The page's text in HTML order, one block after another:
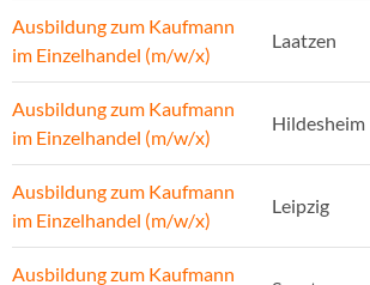
Ausbildung zum Kaufmann
im Einzelhandel (m/w/x)
Laatzen
Ausbildung zum Kaufmann
im Einzelhandel (m/w/x)
Hildesheim
Ausbildung zum Kaufmann
im Einzelhandel (m/w/x)
Leipzig
Ausbildung zum Kaufmann